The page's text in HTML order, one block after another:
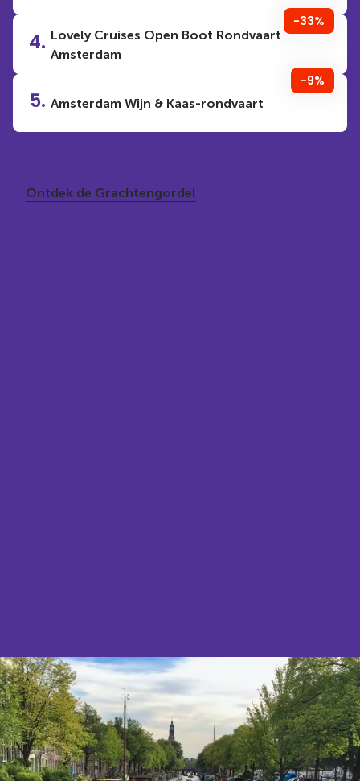
Ontdek de Grachtengordel
4. Lovely Cruises Open Boot Rondvaart
Amsterdam
-33%
5. Amsterdam Wijn & Kaas-rondvaart
-9%
PopulairsteRondvaarten
Amsterdam